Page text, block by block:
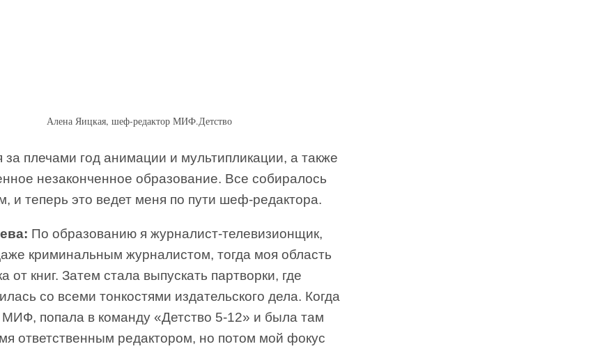
Алена Яицкая, шеф-редактор МИФ.Детство
плечами год анимации и мультипликации, а также
незаконченное образование. Все собиралось
и теперь это ведет меня по пути шеф-редактора.
По образованию я журналист-телевизионщик,
криминальным журналистом, тогда моя область
от книг. Затем стала выпускать партворки, где
со всеми тонкостями издательского дела. Когда
попала в команду «Детство 5-12» и была там
ответственным редактором, но потом мой фокус